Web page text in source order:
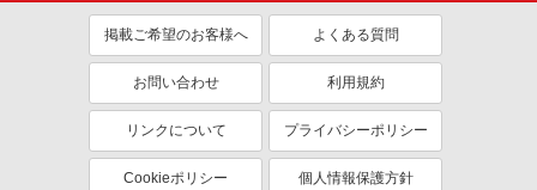
掲載ご希望のお客様へ よくある質問
お問い合わせ 利用規約
リンクについて プライバシーポリシー
Cookieポリシー 個人情報保護方針